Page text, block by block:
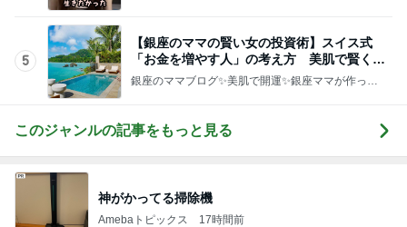
5
【銀座のママの賢い女の投資術】スイス式
「お金を増やす人」の考え方 美肌で賢く金
運UP これが正解
銀座のママブログ✨美肌で開運✨銀座ママが作った
このジャンルの記事をもっと見る
神がかってる掃除機
Amebaトピックス 17時間前